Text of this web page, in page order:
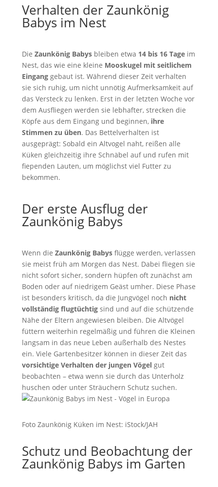
Verhalten der Zaunkönig
Babys im Nest
Die Zaunkönig Babysbleiben etwa 14 bis 16 Tageim
Nest, das wie eine kleine Mooskugel mit seitlichem
Einganggebaut ist. Während dieser Zeit verhalten
sie sich ruhig, um nicht unnötig Aufmerksamkeit auf
das Versteck zu lenken. Erst in der letzten Woche vor
dem Ausfliegen werden sie lebhafter, strecken die
Köpfe aus dem Eingang und beginnen, ihre
Stimmen zu üben. Das Bettelverhalten ist
ausgeprägt: Sobald ein Altvogel naht, reißen alle
Küken gleichzeitig ihre Schnäbel auf und rufen mit
fiependen Lauten, um möglichst viel Futter zu
bekommen.
Der erste Ausflug der
Zaunkönig Babys
Wenn die Zaunkönig Babysflügge werden, verlassen
sie meist früh am Morgen das Nest. Dabei fliegen sie
nicht sofort sicher, sondern hüpfen oft zunächst am
Boden oder auf niedrigem Geäst umher. Diese Phase
ist besonders kritisch, da die Jungvögel noch nicht
vollständig flugtüchtigsind und auf die schützende
Nähe der Eltern angewiesen bleiben. Die Altvögel
füttern weiterhin regelmäßig und führen die Kleinen
langsam in das neue Leben außerhalb des Nestes
ein. Viele Gartenbesitzer können in dieser Zeit das
vorsichtige Verhalten der jungen Vögelgut
beobachten – etwa wenn sie durch das Unterholz
huschen oder unter Sträuchern Schutz suchen.
Foto Zaunkönig Küken im Nest: iStock/JAH
Schutz und Beobachtung der
Zaunkönig Babys im Garten